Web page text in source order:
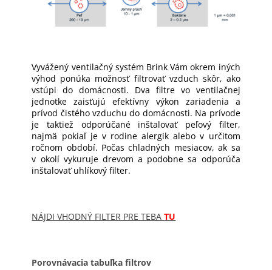
Vyvážený ventilačný systém Brink Vám okrem iných
výhod ponúka možnosť filtrovať vzduch skôr, ako
vstúpi do domácnosti. Dva filtre vo ventilačnej
jednotke zaisťujú efektívny výkon zariadenia a
prívod čistého vzduchu do domácnosti. Na prívode
je taktiež odporúčané inštalovať peľový filter,
najmä pokiaľ je v rodine alergik alebo v určitom
ročnom období. Počas chladných mesiacov, ak sa
v okolí vykuruje drevom a podobne sa odporúča
inštalovať uhlíkový filter.
NÁJDI VHODNÝ FILTER PRE TEBATU
Porovnávacia tabuľka filtrov